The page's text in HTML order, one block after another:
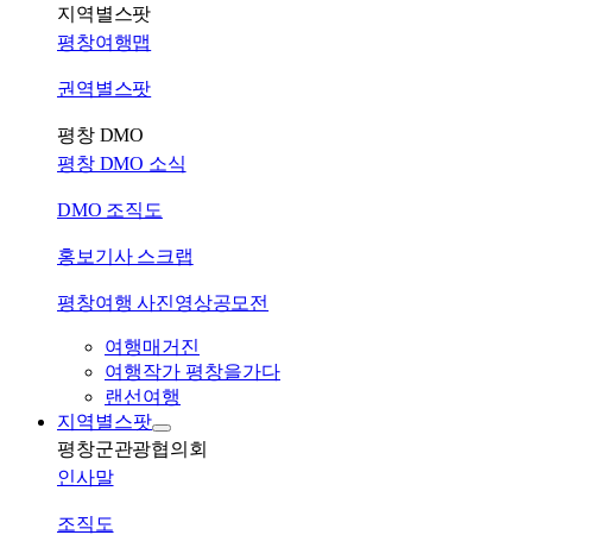
지역별스팟
평창여행맵
권역별스팟
평창 DMO
평창 DMO 소식
DMO 조직도
홍보기사 스크랩
평창여행 사진영상공모전
여행매거진
여행작가 평창을가다
랜선여행
지역별스팟
평창군관광협의회
인사말
조직도